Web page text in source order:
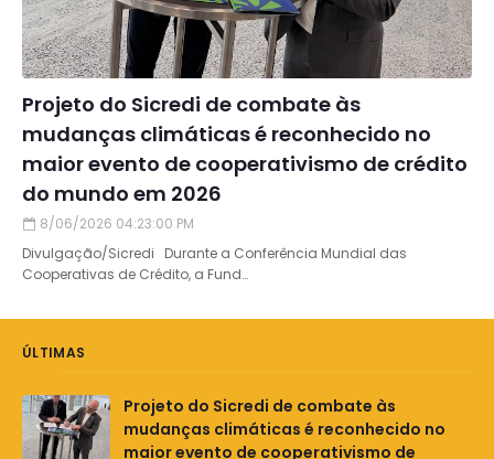
Projeto do Sicredi de combate às
mudanças climáticas é reconhecido no
maior evento de cooperativismo de crédito
do mundo em 2026
8/06/2026 04:23:00 PM
Divulgação/Sicredi Durante a Conferência Mundial das
Cooperativas de Crédito, a Fund…
ÚLTIMAS
Projeto do Sicredi de combate às
mudanças climáticas é reconhecido no
maior evento de cooperativismo de